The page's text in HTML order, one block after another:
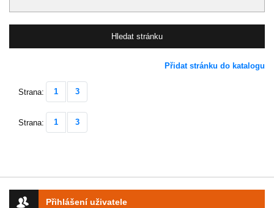
Přihlášení uživatele
Přidat stránku do katalogu
Strana: 1 3
Strana: 1 3